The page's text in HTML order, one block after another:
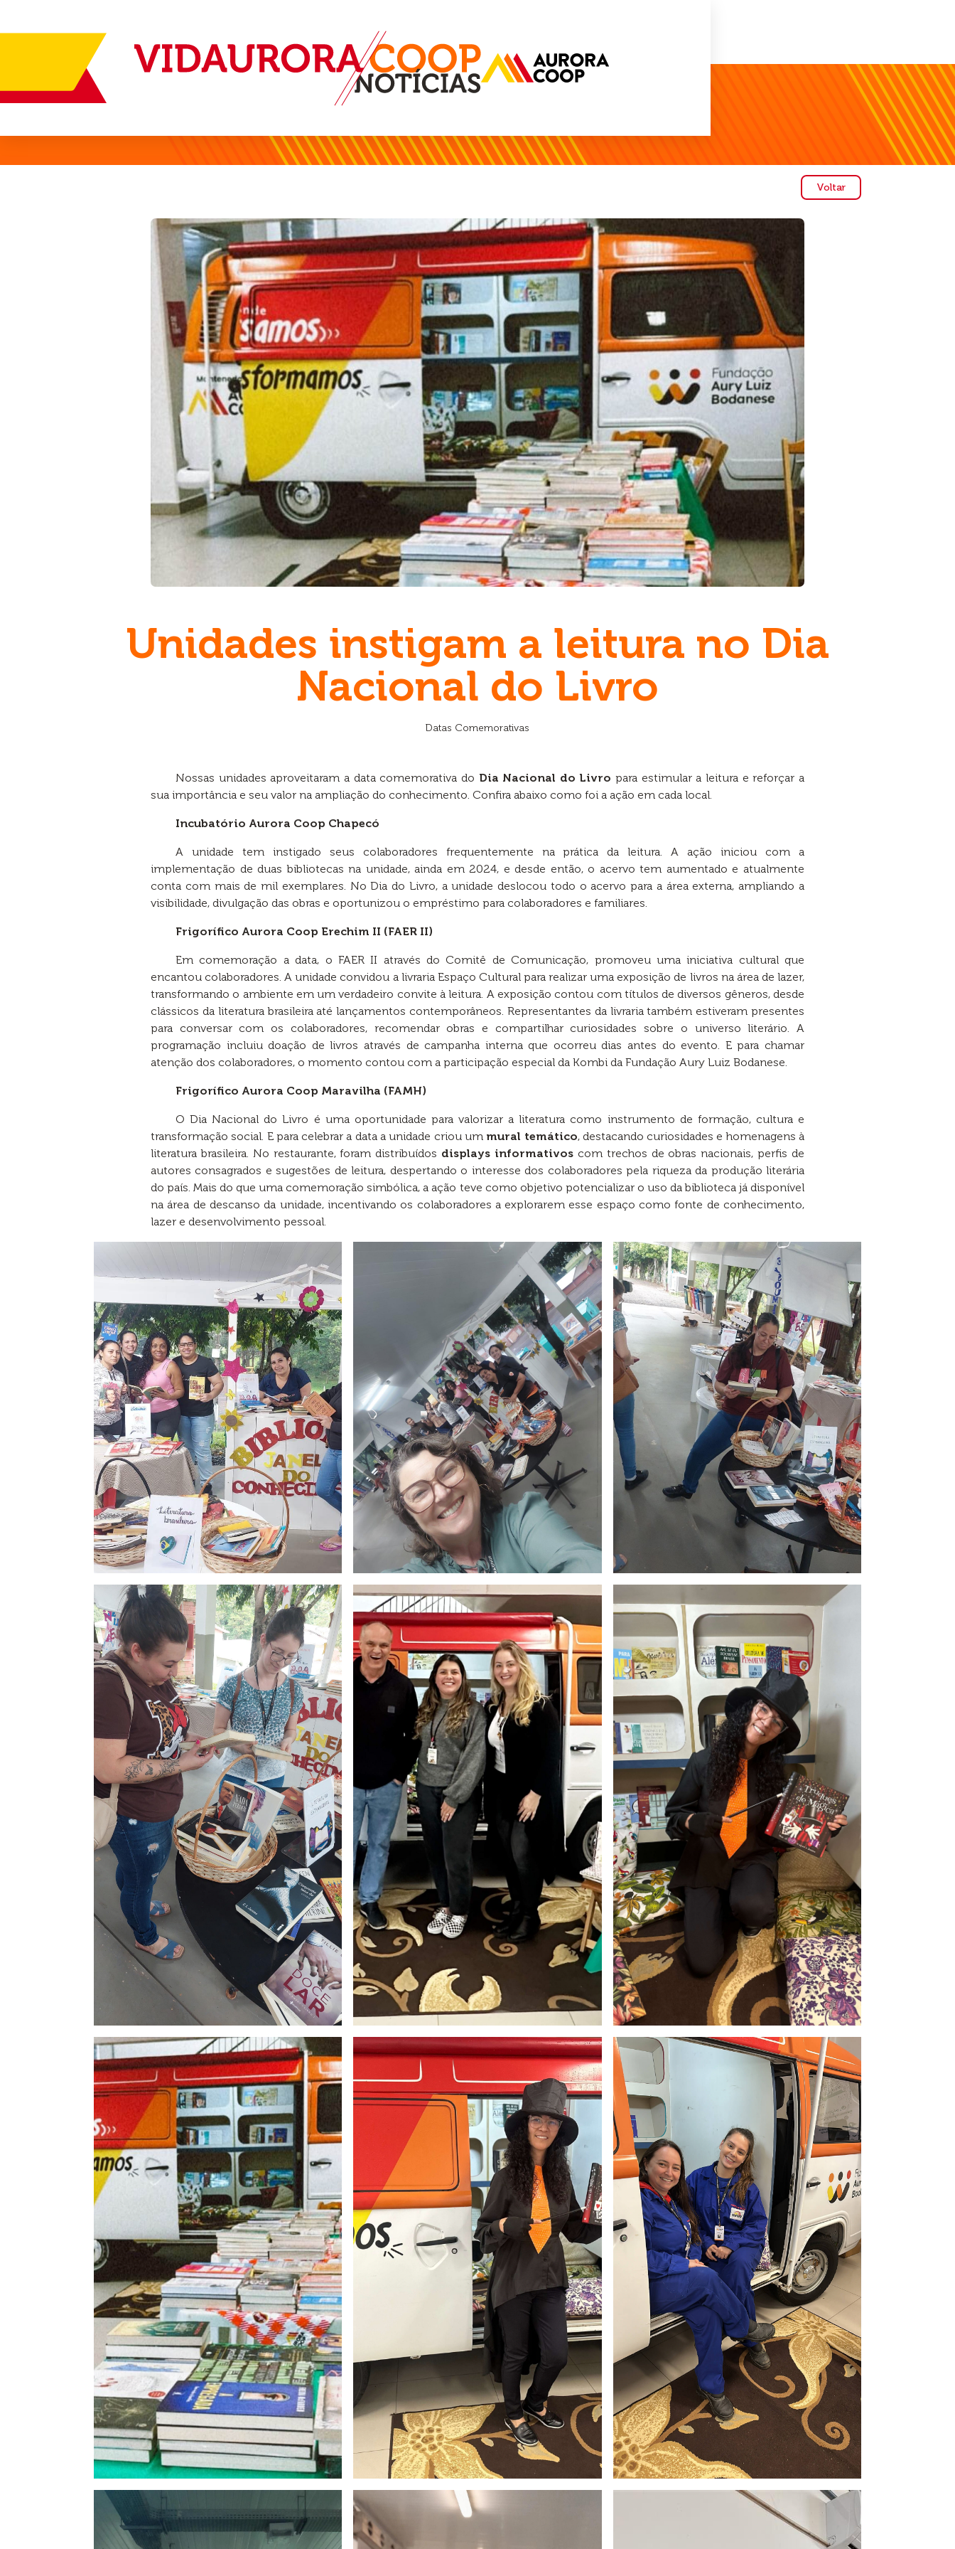
Voltar
Unidades instigam a leitura no Dia
Nacional do Livro
Datas Comemorativas
Nossas unidades aproveitaram a data comemorativa do Dia Nacional do Livro para estimular a leitura e reforçar a
sua importância e seu valor na ampliação do conhecimento. Confira abaixo como foi a ação em cada local.
Incubatório Aurora Coop Chapecó
A unidade tem instigado seus colaboradores frequentemente na prática da leitura. A ação iniciou com a
implementação de duas bibliotecas na unidade, ainda em 2024, e desde então, o acervo tem aumentado e atualmente
conta com mais de mil exemplares. No Dia do Livro, a unidade deslocou todo o acervo para a área externa, ampliando a
visibilidade, divulgação das obras e oportunizou o empréstimo para colaboradores e familiares.
Frigorífico Aurora Coop Erechim II (FAER II)
Em comemoração a data, o FAER II através do Comitê de Comunicação, promoveu uma iniciativa cultural que
encantou colaboradores. A unidade convidou a livraria Espaço Cultural para realizar uma exposição de livros na área de lazer,
transformando o ambiente em um verdadeiro convite à leitura. A exposição contou com títulos de diversos gêneros, desde
clássicos da literatura brasileira até lançamentos contemporâneos. Representantes da livraria também estiveram presentes
para conversar com os colaboradores, recomendar obras e compartilhar curiosidades sobre o universo literário. A
programação incluiu doação de livros através de campanha interna que ocorreu dias antes do evento. E para chamar
atenção dos colaboradores, o momento contou com a participação especial da Kombi da Fundação Aury Luiz Bodanese.
Frigorífico Aurora Coop Maravilha (FAMH)
O Dia Nacional do Livro é uma oportunidade para valorizar a literatura como instrumento de formação, cultura e
transformação social. E para celebrar a data a unidade criou um mural temático, destacando curiosidades e homenagens à
literatura brasileira. No restaurante, foram distribuídos displays informativos com trechos de obras nacionais, perfis de
autores consagrados e sugestões de leitura, despertando o interesse dos colaboradores pela riqueza da produção literária
do país. Mais do que uma comemoração simbólica, a ação teve como objetivo potencializar o uso da biblioteca já disponível
na área de descanso da unidade, incentivando os colaboradores a explorarem esse espaço como fonte de conhecimento,
lazer e desenvolvimento pessoal.